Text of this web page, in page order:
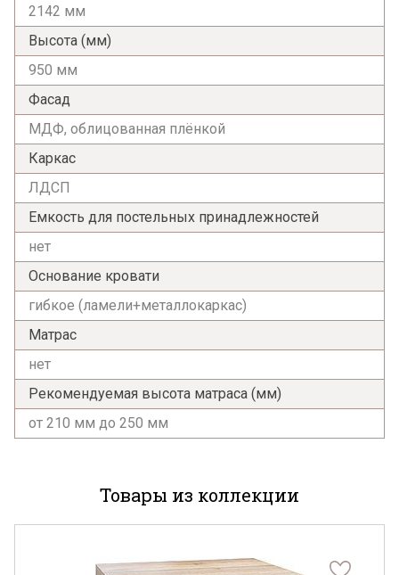
Я ознакомлен сПолитикойв отношении
2142 мм
Высота (мм)
950 мм
Фасад
МДФ, облицованная плёнкой
Каркас
ЛДСП
Емкость для постельных принадлежностей
нет
Основание кровати
гибкое (ламели+металлокаркас)
Матрас
нет
Рекомендуемая высота матраса (мм)
от 210 мм до 250 мм
Товары из коллекции